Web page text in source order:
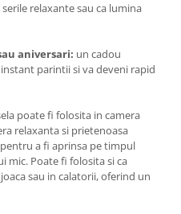
relaxante sau ca lumina
aniversari: un cadou
parintii si va deveni rapid
poate fi folosita in camera
relaxanta si prietenoasa
a fi aprinsa pe timpul
mic. Poate fi folosita si ca
sau in calatorii, oferind un